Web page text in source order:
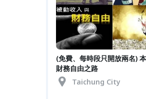
(免費、每時段只開放兩名)
財務自由之路
Taichung City